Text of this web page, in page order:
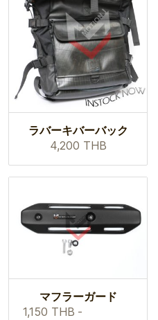
ラバーキバーバック
4,200 THB
マフラーガード
1,150 THB -